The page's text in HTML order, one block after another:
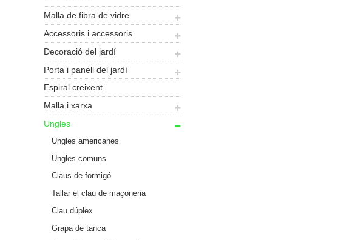
Malla de fibra de vidre
Accessoris i accessoris
Decoració del jardí
Porta i panell del jardí
Espiral creixent
Malla i xarxa
Ungles
Ungles americanes
Ungles comuns
Claus de formigó
Tallar el clau de maçoneria
Clau dúplex
Grapa de tanca